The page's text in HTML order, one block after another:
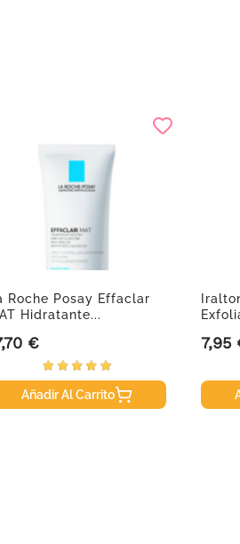
Roche Posay Effaclar
Hidratante...
€
Añadir Al Carrito
7,95